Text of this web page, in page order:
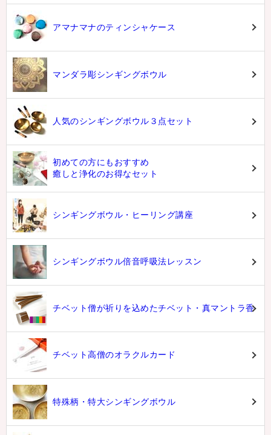
アマナマナのティンシャケース
マンダラ彫シンギングボウル
人気のシンギングボウル３点セット
初めての方にもおすすめ
癒しと浄化のお得なセット
シンギングボウル・ヒーリング講座
シンギングボウル倍音呼吸法レッスン
チベット僧が祈りを込めたチベット・真マントラ香
チベット高僧のオラクルカード
特殊柄・特大シンギングボウル